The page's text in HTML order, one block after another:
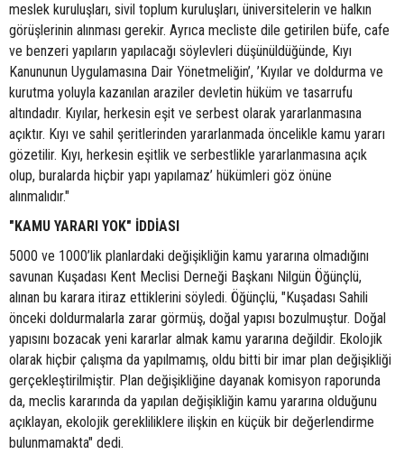
meslek kuruluşları, sivil toplum kuruluşları, üniversitelerin ve halkın
görüşlerinin alınması gerekir. Ayrıca mecliste dile getirilen büfe, cafe
ve benzeri yapıların yapılacağı söylevleri düşünüldüğünde, Kıyı
Kanununun Uygulamasına Dair Yönetmeliğin’, ’Kıyılar ve doldurma ve
kurutma yoluyla kazanılan araziler devletin hüküm ve tasarrufu
altındadır. Kıyılar, herkesin eşit ve serbest olarak yararlanmasına
açıktır. Kıyı ve sahil şeritlerinden yararlanmada öncelikle kamu yararı
gözetilir. Kıyı, herkesin eşitlik ve serbestlikle yararlanmasına açık
olup, buralarda hiçbir yapı yapılamaz’ hükümleri göz önüne
alınmalıdır."
"KAMU YARARI YOK" İDDİASI
5000 ve 1000’lik planlardaki değişikliğin kamu yararına olmadığını
savunan Kuşadası Kent Meclisi Derneği Başkanı Nilgün Öğünçlü,
alınan bu karara itiraz ettiklerini söyledi. Öğünçlü, "Kuşadası Sahili
önceki doldurmalarla zarar görmüş, doğal yapısı bozulmuştur. Doğal
yapısını bozacak yeni kararlar almak kamu yararına değildir. Ekolojik
olarak hiçbir çalışma da yapılmamış, oldu bitti bir imar plan değişikliği
gerçekleştirilmiştir. Plan değişikliğine dayanak komisyon raporunda
da, meclis kararında da yapılan değişikliğin kamu yararına olduğunu
açıklayan, ekolojik gerekliliklere ilişkin en küçük bir değerlendirme
bulunmamakta" dedi.